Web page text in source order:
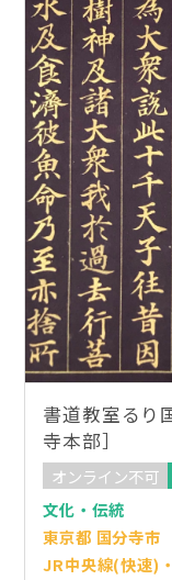
書道教室るり
寺本部］
オンライン不可
文化・伝統
東京都 国分寺市
JR中央線(快速)